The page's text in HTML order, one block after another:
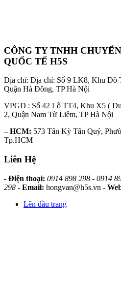
CÔNG TY TNHH
QUỐC TẾ H5S
Địa chỉ: Địa chỉ: Số 9 LK8, Khu Đô
Quận Hà Đông, TP Hà Nội
VPGD : Số 42 Lô TT4, Khu X5 (
2, Quận Nam Từ Liêm, TP Hà Nội
– HCM: 573 Tân Kỳ Tân Quý,
Tp.HCM
Liên Hệ
- Điện thoại: 0914 898 298 - 0914
298 - Email: hongvan@h5s.vn -
Lên đầu trang